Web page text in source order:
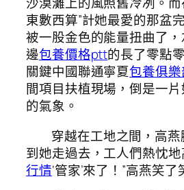
東數西算”計她最愛的那盆
被一股金色的能量扭曲了
邊包養價格ptt的長了零點
關鍵中國聯通寧夏包養俱樂
間項目扶植現場，倒是一
的氣象。
穿越在工地之間，高
到她走過去，工人們熱忱地
行情‘管家’來了！”高燕笑了